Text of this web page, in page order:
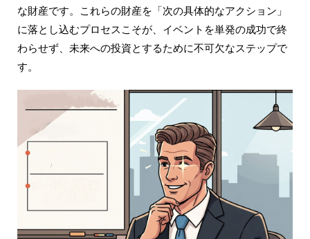
な財産です。これらの財産を「次の具体的なアクション」
に落とし込むプロセスこそが、イベントを単発の成功で終
わらせず、未来への投資とするために不可欠なステップで
す。